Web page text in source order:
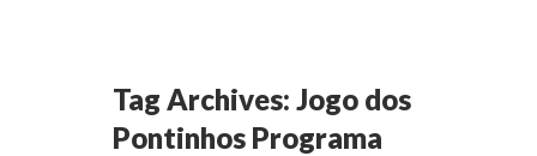
Tag Archives: Jogo dos
Pontinhos Programa